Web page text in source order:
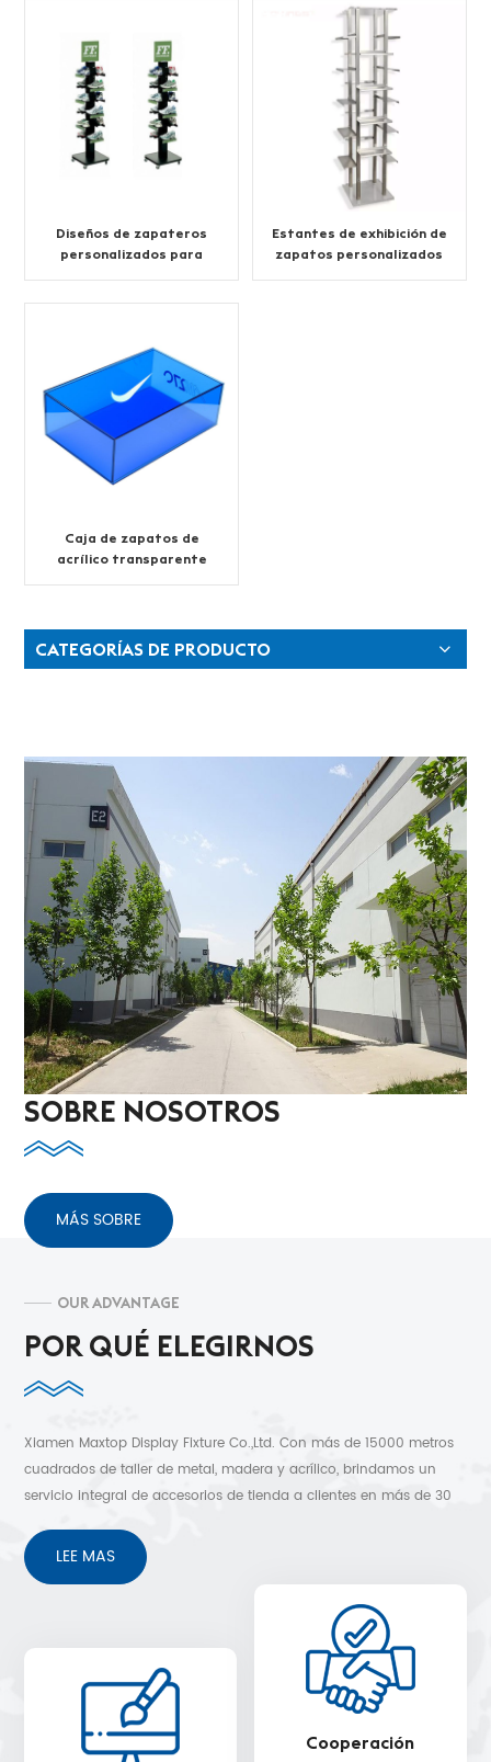
Diseños de zapateros
personalizados para
Estantes de exhibición de
zapatos personalizados
Caja de zapatos de
acrílico transparente
CATEGORÍAS DE PRODUCTO
SOBRE NOSOTROS
MÁS SOBRE
OUR ADVANTAGE
POR QUÉ ELEGIRNOS
Xiamen Maxtop Display Fixture Co.,Ltd. Con más de 15000 metros
cuadrados de taller de metal, madera y acrílico, brindamos un
servicio integral de accesorios de tienda a clientes en más de 30
después de los servicios de venta.
LEE MAS
Cooperación